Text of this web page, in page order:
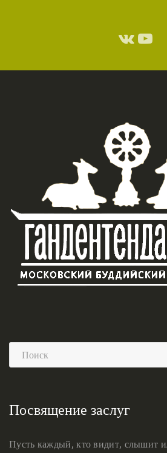
Посвящение заслуг
Пусть каждый, кто видит, слышит